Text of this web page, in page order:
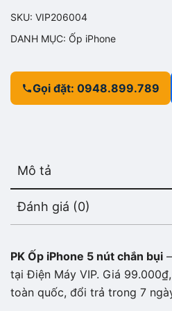
SKU: VIP206004
DANH MỤC: Ốp iPhone
Gọi đặt: 0948.899.789
Mô tả
Đánh giá (0)
PK Ốp iPhone 5 nút chắn bụi
tại Điện Máy VIP. Giá
toàn quốc, đổi trả trong 7